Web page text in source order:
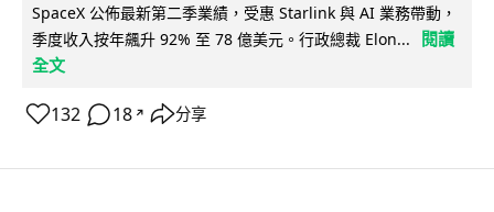
SpaceX 公佈最新第二季業績，受惠 Starlink 與 AI 業務帶動，
季度收入按年飆升 92% 至 78 億美元。行政總裁 Elon...
閱讀
全文
132 18 ↗ 分享